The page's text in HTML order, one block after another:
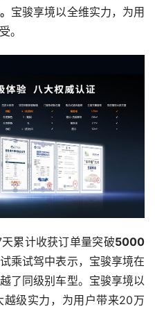
宝骏享境以全维实力，为用
。
累计收获订单量突破5000
乘试驾中表示，宝骏享境在
了同级别车型。宝骏享境以
级实力，为用户带来20万